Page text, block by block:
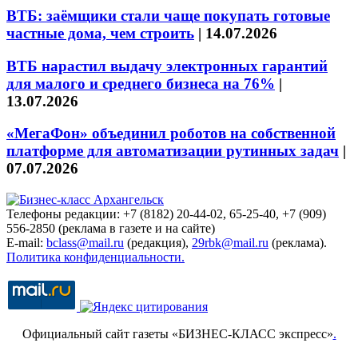
ВТБ: заёмщики стали чаще покупать готовые
частные дома, чем строить | 14.07.2026
ВТБ нарастил выдачу электронных гарантий
для малого и среднего бизнеса на 76% |
13.07.2026
«МегаФон» объединил роботов на собственной
платформе для автоматизации рутинных задач |
07.07.2026
Телефоны редакции: +7 (8182) 20-44-02, 65-25-40, +7 (909)
556-2850 (реклама в газете и на сайте)
E-mail: bclass@mail.ru (редакция), 29rbk@mail.ru (реклама).
Политика конфиденциальности.
Официальный сайт газеты «БИЗНЕС-КЛАСС экспресс».